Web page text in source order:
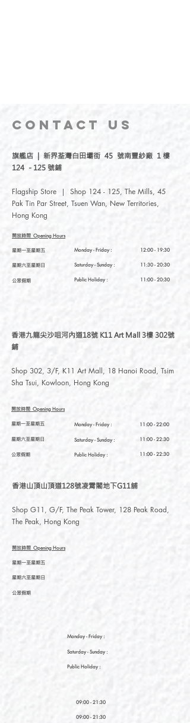
CONTACT US
旗艦店 | 新界荃灣白田壩街 45 號南豐紗廠 1 樓
124 - 125 號鋪
Flagship Store | Shop 124 - 125, The Mills, 45
Pak Tin Par Street, Tsuen Wan, New Territories,
Hong Kong
開放時間 Opening Hours
星期一至星期五
星期六至星期日
公眾假期
12:00 - 19:30
11:30 - 20:30
11:00 - 20:30
Monday - Friday :
Saturday- Sunday :
Public Holiday :
11:00 - 22:00
11:00 - 22:30
11:00 - 22:30
香港九龍尖沙咀河內道18號 K11 Art Mall 3樓 302號
鋪
Shop 302, 3/F, K11 Art Mall, 18 Hanoi Road, Tsim
Sha Tsui, Kowloon, Hong Kong
開放時間 Opening Hours
星期一至星期五
星期六至星期日
公眾假期
Monday - Friday :
Saturday- Sunday :
Public Holiday :
香港山頂山頂道128號凌霄閣地下G11舖
Shop G11, G/F, The Peak Tower, 128 Peak Road,
The Peak, Hong Kong
開放時間 Opening Hours
星期一至星期五
星期六至星期日
公眾假期
Monday - Friday :
Saturday- Sunday :
Public Holiday :
09:00 - 21:30
09:00 - 21:30